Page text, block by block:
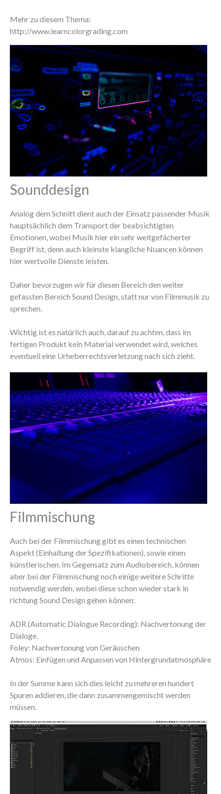
Mehr zu diesem Thema:
http://www.learncolorgrading.com
Sounddesign
Analog dem Schnitt dient auch der Einsatz passender Musik
hauptsächlich dem Transport der beabsichtigten
Emotionen, wobei Musik hier ein sehr weitgefächerter
Begriff ist, denn auch kleinste klangliche Nuancen können
hier wertvolle Dienste leisten.
Daher bevorzugen wir für diesen Bereich den weiter
gefassten Bereich Sound Design, statt nur von Filmmusik zu
sprechen.
Wichtig ist es natürlich auch, darauf zu achten, dass im
fertigen Produkt kein Material verwendet wird, welches
eventuell eine Urheberrechtsverletzung nach sich zieht.
Filmmischung
Auch bei der Filmmischung gibt es einen technischen
Aspekt (Einhaltung der Spezifikationen), sowie einen
künstlerischen. Im Gegensatz zum Audiobereich, können
aber bei der Filmmischung noch einige weitere Schritte
notwendig werden, wobei diese schon wieder stark in
richtung Sound Design gehen können:
ADR (Automatic Dialogue Recording): Nachvertonung der
Dialoge.
Foley: Nachvertonung von Geräuschen
Atmos: Einfügen und Anpassen von Hintergrundatmosphäre
In der Summe kann sich dies leicht zu mehreren hundert
Spuren addieren, die dann zusammengemischt werden
müssen.